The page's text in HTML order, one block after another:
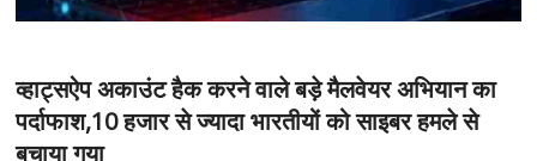
व्हाट्सऐप अकाउंट हैक करने वाले बड़े मैलवेयर अभियान का
पर्दाफाश,10 हजार से ज्यादा भारतीयों को साइबर हमले से
बचाया गया